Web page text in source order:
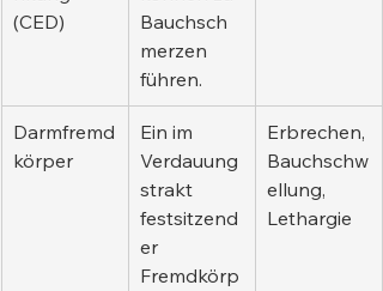
(CED)
Bauchsch
merzen
führen.
Darmfremd
körper
Ein im
Verdauung
strakt
festsitzend
er
Fremdkörp
Erbrechen,
Bauchschw
ellung,
Lethargie